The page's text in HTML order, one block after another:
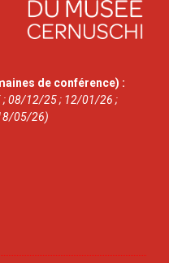
de conférence) :
08/12/25 ; 12/01/26 ;
05/26)